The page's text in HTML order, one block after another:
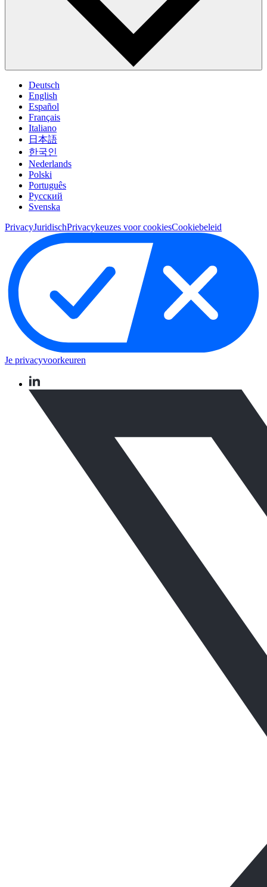
Deutsch
English
Español
Français
Italiano
日本語
한국인
Nederlands
Polski
Português
Pусский
Svenska
PrivacyJuridischPrivacykeuzes voor cookiesCookiebeleid
Je privacyvoorkeuren